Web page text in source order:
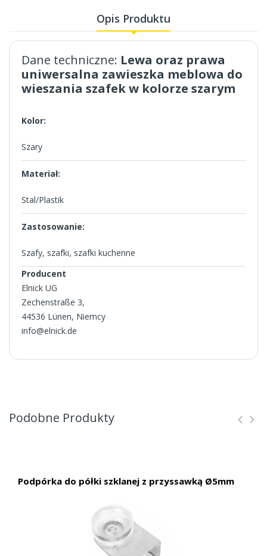
Opis Produktu
Dane techniczne: Lewa oraz prawa
uniwersalna zawieszka meblowa do
wieszania szafek w kolorze szarym
Kolor:
Szary
Materiał:
Stal/Plastik
Zastosowanie:
Szafy, szafki, szafki kuchenne
Producent
Elnick UG
Zechenstraße 3,
44536 Lünen, Niemcy
info@elnick.de
Podobne Produkty
Podpórka do półki szklanej z przyssawką Ø5mm